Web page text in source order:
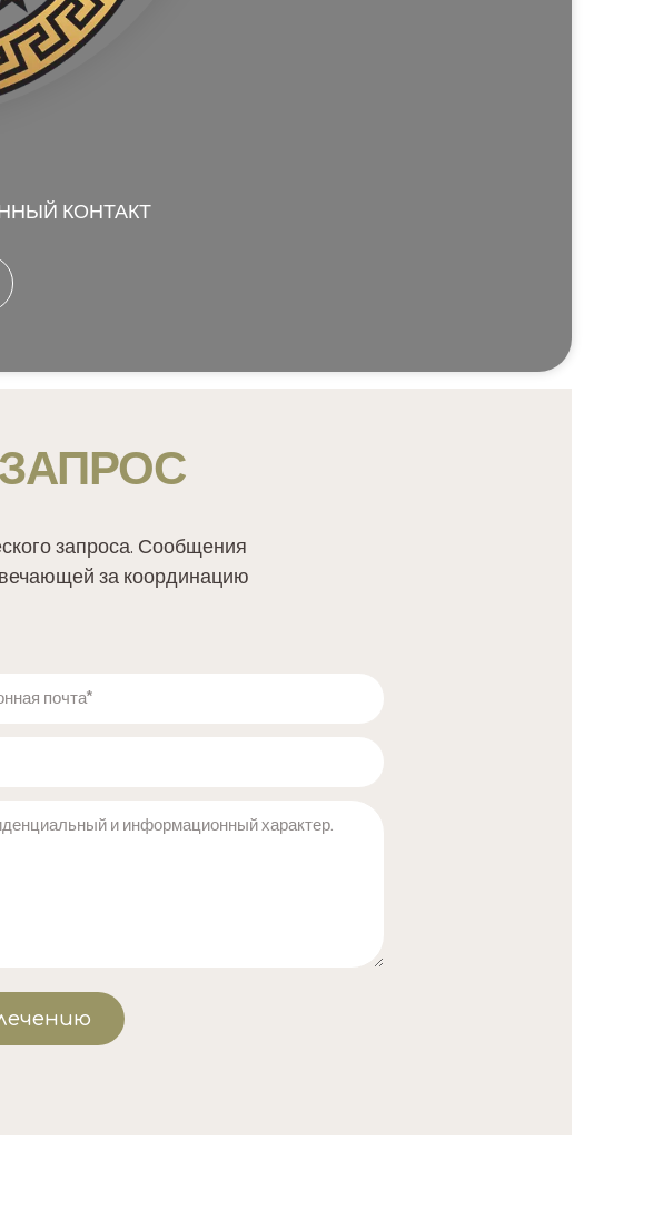
КОНТАКТ
запроса. Сообщения
за координацию